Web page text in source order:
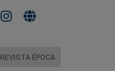
REVISTA ÉPOCA